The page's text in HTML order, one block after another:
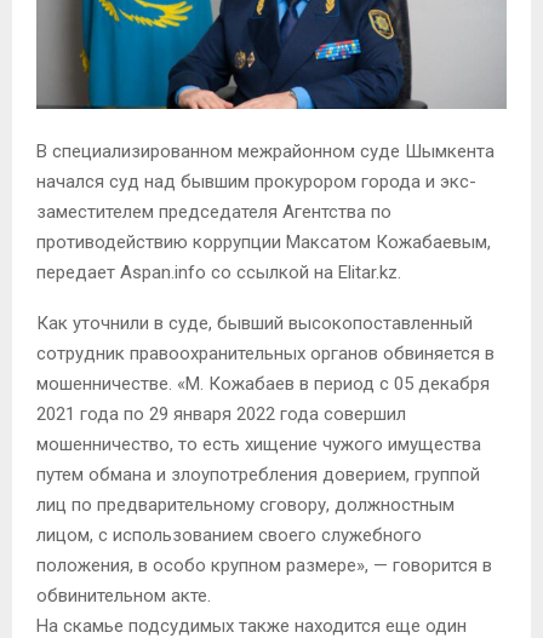
В специализированном межрайонном суде Шымкента
начался суд над бывшим прокурором города и экс-
заместителем председателя Агентства по
противодействию коррупции Максатом Кожабаевым,
передает Aspan.info со ссылкой на Elitar.kz.
Как уточнили в суде, бывший высокопоставленный
сотрудник правоохранительных органов обвиняется в
мошенничестве. «М. Кожабаев в период с 05 декабря
2021 года по 29 января 2022 года совершил
мошенничество, то есть хищение чужого имущества
путем обмана и злоупотребления доверием, группой
лиц по предварительному сговору, должностным
лицом, с использованием своего служебного
положения, в особо крупном размере», — говорится в
обвинительном акте.
На скамье подсудимых также находится еще один